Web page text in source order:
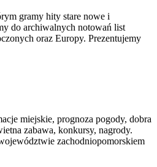
gramy hity stare nowe i
do archiwalnych notowań list
oraz Europy. Prezentujemy
miejskie, prognoza pogody, dobra
zabawa, konkursy, nagrody.
zachodniopomorskiem